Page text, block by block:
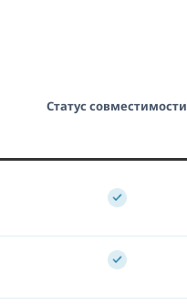
Статус совместимости